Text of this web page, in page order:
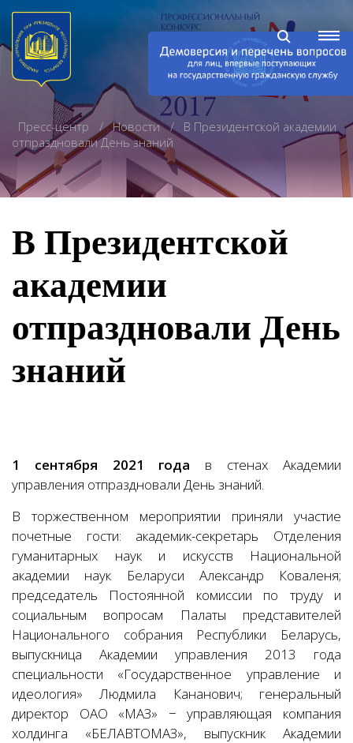
Пресс-центр Новости
В Президентской академии
отпраздновали День знаний
В Президентской
академии
отпраздновали День
знаний
1 сентября 2021 года в стенах Академии
управления отпраздновали День знаний.
В торжественном мероприятии приняли участие
почетные гости: академик-секретарь Отделения
гуманитарных наук и искусств Национальной
академии наук Беларуси Александр Коваленя;
председатель Постоянной комиссии по труду и
социальным вопросам Палаты представителей
Национального собрания Республики Беларусь,
выпускница Академии управления 2013 года
специальности «Государственное управление и
идеология» Людмила Кананович; генеральный
директор ОАО «МАЗ» − управляющая компания
холдинга «БЕЛАВТОМАЗ», выпускник Академии